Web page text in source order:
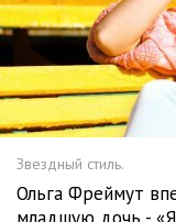
Звездный стиль.
Ольга Фреймут